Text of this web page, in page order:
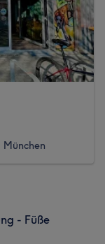
- Füße